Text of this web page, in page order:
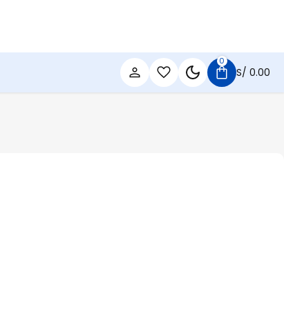
0
S/ 0.00